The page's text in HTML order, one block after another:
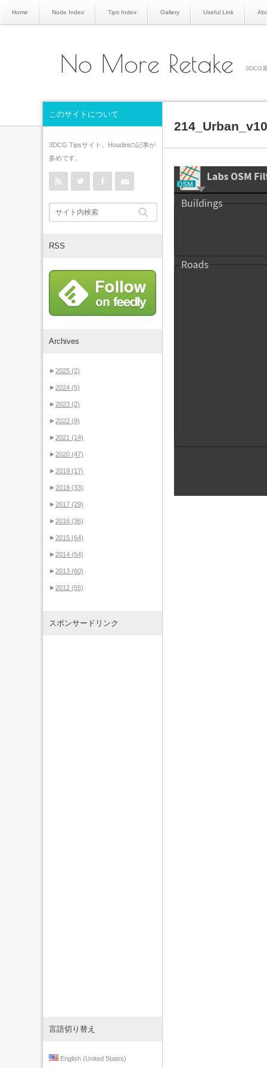
Home Node Index Tips Index Gallery Useful Link
No More Retake 3DCG
214_Urban_v10
このサイトについて
3DCG Tipsサイト。Houdiniの記事が
多めです。
rss Twitter Facebook
RSS
Archives
►2025 (2)
►2024 (5)
►2023 (2)
►2022 (9)
►2021 (14)
►2020 (47)
►2019 (17)
►2018 (33)
►2017 (29)
►2016 (36)
►2015 (64)
►2014 (54)
►2013 (60)
►2012 (55)
スポンサードリンク
言語切り替え
English (United States)